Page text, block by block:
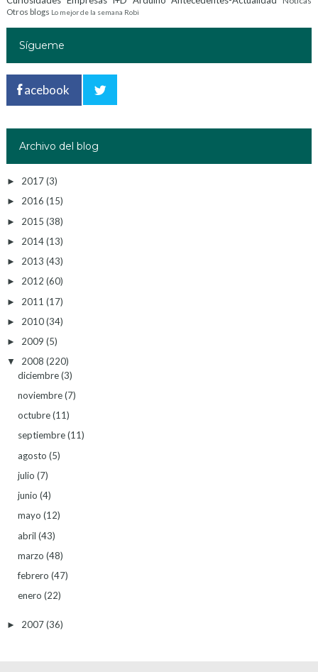
Otros blogs Lo mejor de la semana Robi
Sígueme
acebook
Archivo del blog
► 2017(3)
► 2016 (15)
► 2015 (38)
► 2014(13)
► 2013 (43)
► 2012 (60)
► 2011 (17)
► 2010(34)
► 2009 (5)
▼ 2008 (220)
diciembre(3)
noviembre(7)
octubre(11)
septiembre(11)
agosto (5)
julio (7)
junio (4)
mayo (12)
abril (43)
marzo (48)
febrero (47)
enero (22)
► 2007(36)